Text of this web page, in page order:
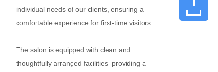
individual needs of our clients, ensuring a
comfortable experience for first-time visitors.
The salon is equipped with clean and
thoughtfully arranged facilities, providing a